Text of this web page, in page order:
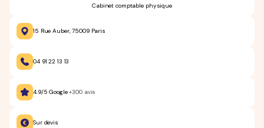
Cabinet comptable physique
15 Rue Auber, 75009 Paris
04 91 22 13 13
4.9/5 Google+300 avis
Sur devis